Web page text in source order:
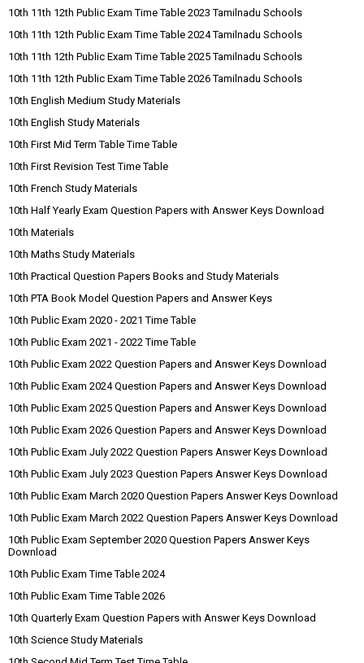
10th 11th 12th Public Exam Time Table 2023 Tamilnadu Schools
10th 11th 12th Public Exam Time Table 2024 Tamilnadu Schools
10th 11th 12th Public Exam Time Table 2025 Tamilnadu Schools
10th 11th 12th Public Exam Time Table 2026 Tamilnadu Schools
10th English Medium Study Materials
10th English Study Materials
10th First Mid Term Table Time Table
10th First Revision Test Time Table
10th French Study Materials
10th Half Yearly Exam Question Papers with Answer Keys Download
10th Materials
10th Maths Study Materials
10th Practical Question Papers Books and Study Materials
10th PTA Book Model Question Papers and Answer Keys
10th Public Exam 2020 - 2021 Time Table
10th Public Exam 2021 - 2022 Time Table
10th Public Exam 2022 Question Papers and Answer Keys Download
10th Public Exam 2024 Question Papers and Answer Keys Download
10th Public Exam 2025 Question Papers and Answer Keys Download
10th Public Exam 2026 Question Papers and Answer Keys Download
10th Public Exam July 2022 Question Papers Answer Keys Download
10th Public Exam July 2023 Question Papers Answer Keys Download
10th Public Exam March 2020 Question Papers Answer Keys Download
10th Public Exam March 2022 Question Papers Answer Keys Download
10th Public Exam September 2020 Question Papers Answer Keys
Download
10th Public Exam Time Table 2024
10th Public Exam Time Table 2026
10th Quarterly Exam Question Papers with Answer Keys Download
10th Science Study Materials